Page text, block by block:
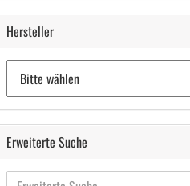
Hersteller
Erweiterte Suche